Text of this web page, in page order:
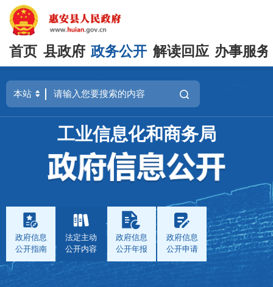
首页 县政府 政务公开 解读回应 办事服务
工业信息化和商务局
政府信息
公开指南
法定主动
公开内容
政府信息
公开年报
政府信息
公开申请